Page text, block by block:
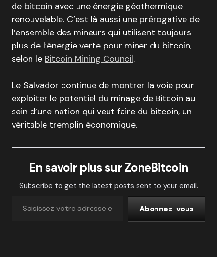
de bitcoin avec une énergie géothermique
renouvelable. C’est là aussi une prérogative de
l’ensemble des mineurs qui utilisent toujours
plus de l’énergie verte pour miner du bitcoin,
selon le Bitcoin Mining Council.
Le Salvador continue de montrer la voie pour
exploiter le potentiel du minage de Bitcoin au
sein d’une nation qui veut faire du bitcoin, un
véritable tremplin économique.
En savoir plus sur ZoneBitcoin
Subscribe to get the latest posts sent to your email.
Abonnez-vous